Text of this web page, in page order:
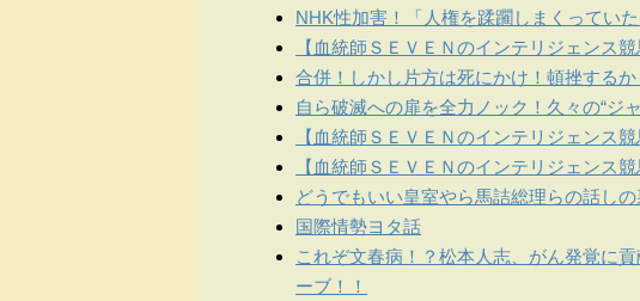
NHK性加害！「人権を蹂躙しまくってい
【血統師ＳＥＶＥＮのインテリジェンス競
合併！しかし片方は死にかけ！頓挫する
自ら破滅への扉を全力ノック！久々の“ジ
【血統師ＳＥＶＥＮのインテリジェンス競
【血統師ＳＥＶＥＮのインテリジェンス競
どうでもいい皇室やら馬詰総理らの話し
国際情勢ヨタ話
これぞ文春病！？松本人志、がん発覚に
ーブ！！